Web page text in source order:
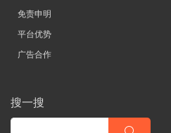
免责申明
平台优势
广告合作
搜一搜